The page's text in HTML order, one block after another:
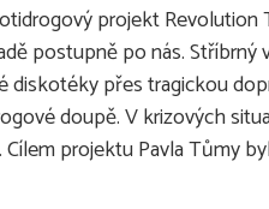
projekt Revolution
postupně po nás.
přes tragickou
doupě. V krizových
projektu Pavla Tůmy